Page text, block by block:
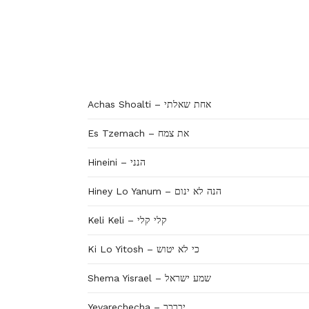
Achas Shoalti – אחת שאלתי
Es Tzemach – את צמח
Hineini – הנני
Hiney Lo Yanum – הנה לא ינום
Keli Keli – קלי קלי
Ki Lo Yitosh – כי לא יטוש
Shema Yisrael – שמע ישראל
Yevarechecha – יברכך